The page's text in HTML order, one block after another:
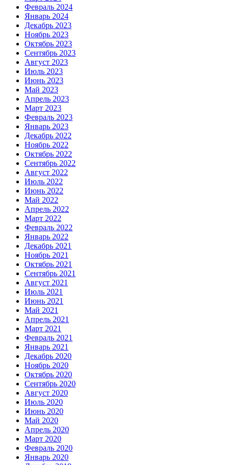
Февраль 2024
Январь 2024
Декабрь 2023
Ноябрь 2023
Октябрь 2023
Сентябрь 2023
Август 2023
Июль 2023
Июнь 2023
Май 2023
Апрель 2023
Март 2023
Февраль 2023
Январь 2023
Декабрь 2022
Ноябрь 2022
Октябрь 2022
Сентябрь 2022
Август 2022
Июль 2022
Июнь 2022
Май 2022
Апрель 2022
Март 2022
Февраль 2022
Январь 2022
Декабрь 2021
Ноябрь 2021
Октябрь 2021
Сентябрь 2021
Август 2021
Июль 2021
Июнь 2021
Май 2021
Апрель 2021
Март 2021
Февраль 2021
Январь 2021
Декабрь 2020
Ноябрь 2020
Октябрь 2020
Сентябрь 2020
Август 2020
Июль 2020
Июнь 2020
Май 2020
Апрель 2020
Март 2020
Февраль 2020
Январь 2020